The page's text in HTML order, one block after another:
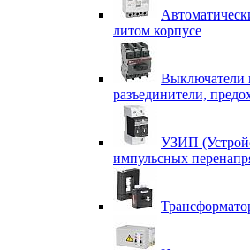
литом корпусе
Выключатели
разъединители,
УЗИП
импульсных